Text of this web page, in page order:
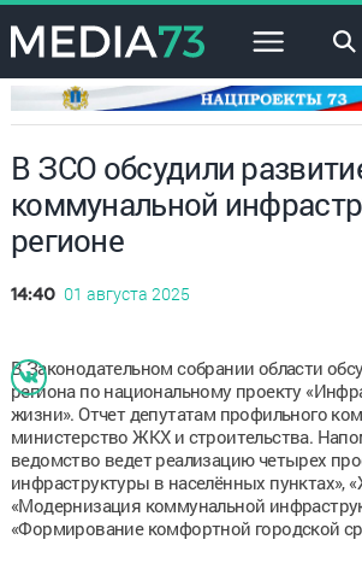
×
В ЗСО обсудили
коммунальной
регионе
14:40 01 августа 2025
В Законодательном собрании области
региона по национальному проекту
жизни». Отчет депутатам профильного
министерство ЖКХ и строительства.
ведомство ведет реализацию четырех
инфраструктуры в населённых пунктах»,
«Модернизация коммунальной
«Формирование комфортной городской